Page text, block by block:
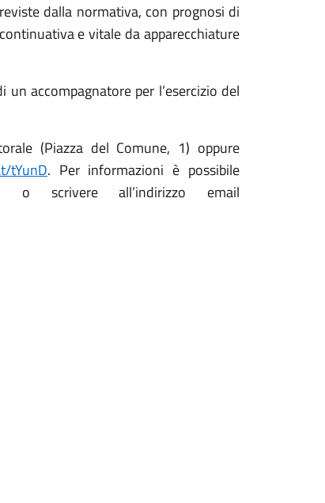
dalla normativa, con prognosi di
e vitale da apparecchiature
accompagnatore per l’esercizio del
(Piazza del Comune, 1) oppure
tYunD. Per informazioni è possibile
scrivere all’indirizzo email